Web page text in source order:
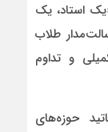
استاد، یک
طلاب
و تداوم
حوزه‌های